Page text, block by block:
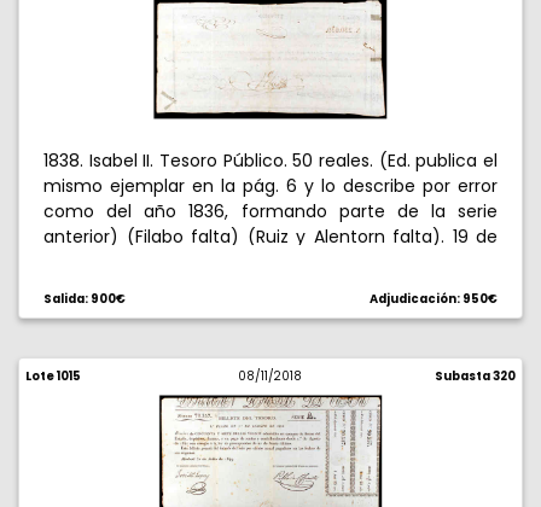
1838. Isabel II. Tesoro Público. 50 reales. (Ed. publica el
mismo ejemplar en la pág. 6 y lo describe por error
como del año 1836, formando parte de la serie
anterior) (Filabo falta) (Ruiz y Alentorn falta). 19 de
otro de "Subsistencias para el Ejército". Con tres
rúbricas autógrafas al dorso. Doblez central, pero
Salida: 900€ Adjudicación: 950€
Lote 1015 08/11/2018 Subasta 320